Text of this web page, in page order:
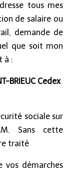
tous mes
de salaire ou
demande de
que soit mon
à :
BRIEUC Cedex
sociale sur
Sans cette
traité
vos démarches